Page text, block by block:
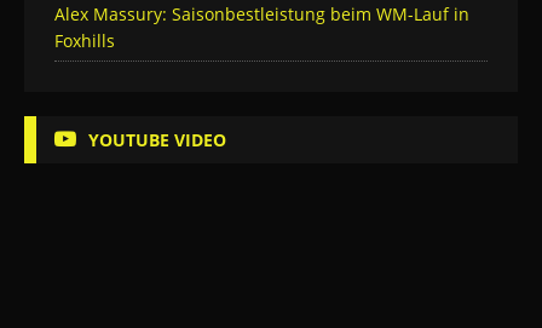
Alex Massury: Saisonbestleistung beim WM-Lauf in
Foxhills
YOUTUBE VIDEO